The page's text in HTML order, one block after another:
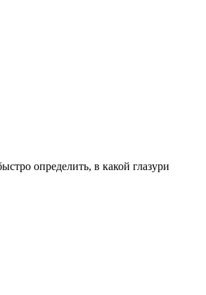
определить, в какой глазури